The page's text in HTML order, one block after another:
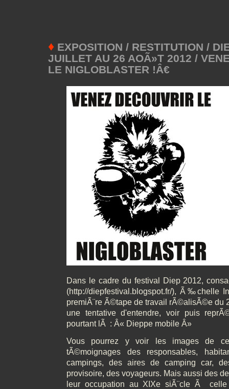
♦ EXPOSITION / RESTITUTION /
JUILLET AU 26 AOÃ»T 2012 /
LE NIGLOBLASTER !Â€
Dans le cadre du festival Diep 2012,
(http://diepfestival.blogspot.fr/), Ã‰chelle
premiÃ¨re Ã©tape de travail rÃ©alisÃ©e du
une tentative d'entendre, voir puis
pourtant lÃ : Â« Dieppe mobile Â»
Vous pourrez y voir les images de
tÃ©moignages des responsables,
campings, des aires de camping car,
provisoire, des voyageurs. Mais aussi des
leur occupation au XIXe siÃ¨cle Ã